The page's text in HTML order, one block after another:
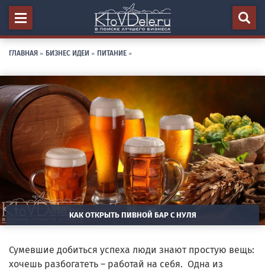
ГЛАВНАЯ » БИЗНЕС ИДЕИ » ПИТАНИЕ »
КАК ОТКРЫТЬ ПИВНОЙ БАР С НУЛЯ
Сумевшие добиться успеха люди знают простую вещь:
хочешь разбогатеть – работай на себя. Одна из